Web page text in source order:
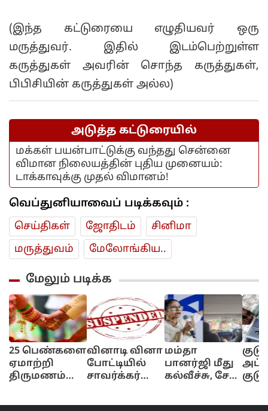
(இந்த கட்டுரையை எழுதியவர் ஒரு
மருத்துவர். இதில் இடம்பெற்றுள்ள
கருத்துகள் அவரின் சொந்த கருத்துகள்,
பிபிசியின் கருத்துகள் அல்ல)
அடுத்த கட்டுரையில்
மக்கள் பயன்பாட்டுக்கு வந்தது சென்னை
விமான நிலையத்தின் புதிய முனையம்:
டாக்காவுக்கு முதல் விமானம்!
வெப்துனியாவைப் படிக்கவும் :
செய்திகள் ஜோ‌திட‌ம்
சினிமா
மரு‌த்துவ‌ம்
மேலோங்கிய..
மேலும் படிக்க
25 பெண்களை
ஏமாற்றி
திருமணம்
வினாடி வினா
போட்டியில்
சாவர்க்கர்
மம்தா
பானர்ஜி மீது
கல்வீச்சு, சேறு